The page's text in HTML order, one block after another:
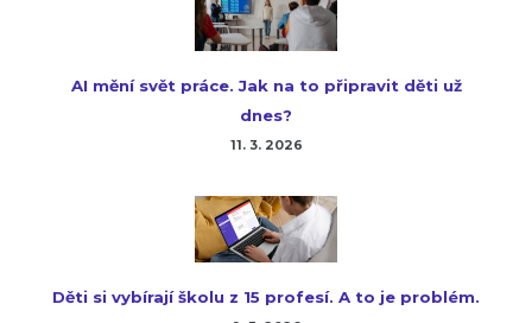
AI mění svět práce. Jak na to připravit děti už
dnes?
11. 3. 2026
Děti si vybírají školu z 15 profesí. A to je problém.